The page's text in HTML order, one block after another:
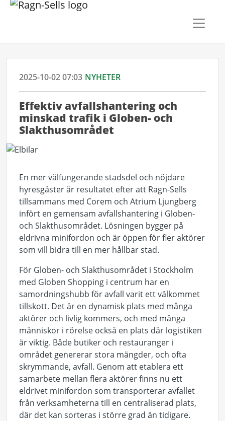
2025-10-02 07:03 NYHETER
Effektiv avfallshantering och
minskad trafik i Globen- och
Slakthusområdet
En mer välfungerande stadsdel och nöjdare
hyresgäster är resultatet efter att Ragn-Sells
tillsammans med Corem och Atrium Ljungberg
infört en gemensam avfallshantering i Globen-
och Slakthusområdet. Lösningen bygger på
eldrivna minifordon och är öppen för fler aktörer
som vill bidra till en mer hållbar stad.
För Globen- och Slakthusområdet i Stockholm
med Globen Shopping i centrum har en
samordningshubb för avfall varit ett välkommet
tillskott. Det är en dynamisk plats med många
aktörer och livlig kommers, och med många
människor i rörelse också en plats där logistiken
är viktig. Både butiker och restauranger i
området genererar stora mängder, och ofta
skrymmande, avfall. Genom att etablera ett
samarbete mellan flera aktörer finns nu ett
eldrivet minifordon som transporterar avfallet
från verksamheterna till en centraliserad plats,
där det kan sorteras i större grad än tidigare.